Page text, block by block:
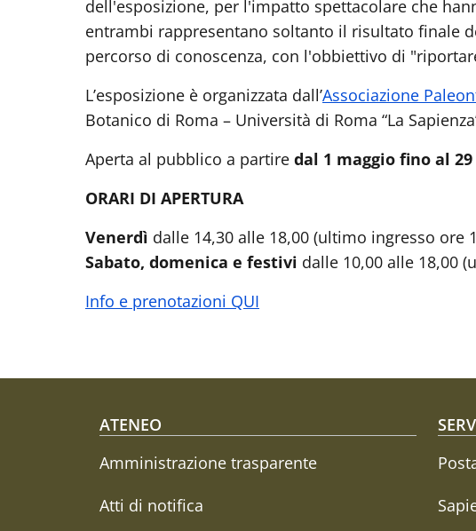
dell'esposizione, per l'impatto spettacolare che
entrambi rappresentano soltanto il risultato finale
percorso di conoscenza, con l'obbiettivo di
L’esposizione è organizzata dall’Associazione
Botanico di Roma – Università di Roma “La
Aperta al pubblico a partire dal 1 maggio fino al 29
ORARI DI APERTURA
Venerdì dalle 14,30 alle 18,00 (ultimo ingresso ore
Sabato, domenica e festivi dalle 10,00 alle 18,00
Info e prenotazioni QUI
Footer menu
ATENEO
Amministrazione trasparente
Atti di notifica